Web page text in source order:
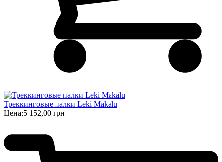
Треккинговые палки Leki Makalu
Цена:5 152,00 грн